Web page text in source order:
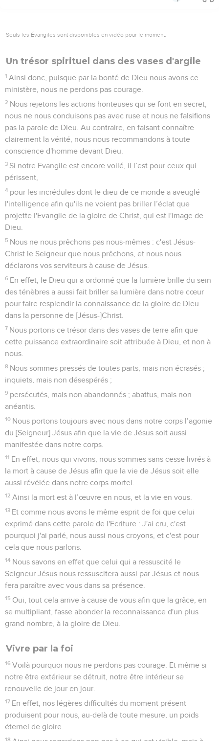
Seuls les Évangiles sont disponibles en vidéo pour le moment.
Un trésor spirituel dans des vases d'argile
1 Ainsi donc, puisque par la bonté de Dieu nous avons ce
ministère, nous ne perdons pas courage.
2 Nous rejetons les actions honteuses qui se font en secret,
nous ne nous conduisons pas avec ruse et nous ne falsifions
pas la parole de Dieu. Au contraire, en faisant connaître
clairement la vérité, nous nous recommandons à toute
conscience d'homme devant Dieu.
3 Si notre Evangile est encore voilé, il l’est pour ceux qui
périssent,
4 pour les incrédules dont le dieu de ce monde a aveuglé
l'intelligence afin qu'ils ne voient pas briller l’éclat que
projette l'Evangile de la gloire de Christ, qui est l'image de
Dieu.
5 Nous ne nous prêchons pas nous-mêmes : c'est Jésus-
Christ le Seigneur que nous prêchons, et nous nous
déclarons vos serviteurs à cause de Jésus.
6 En effet, le Dieu qui a ordonné que la lumière brille du sein
des ténèbres a aussi fait briller sa lumière dans notre cœur
pour faire resplendir la connaissance de la gloire de Dieu
dans la personne de [Jésus-]Christ.
7 Nous portons ce trésor dans des vases de terre afin que
cette puissance extraordinaire soit attribuée à Dieu, et non à
nous.
8 Nous sommes pressés de toutes parts, mais non écrasés ;
inquiets, mais non désespérés ;
9 persécutés, mais non abandonnés ; abattus, mais non
anéantis.
10 Nous portons toujours avec nous dans notre corps l’agonie
du [Seigneur] Jésus afin que la vie de Jésus soit aussi
manifestée dans notre corps.
11 En effet, nous qui vivons, nous sommes sans cesse livrés à
la mort à cause de Jésus afin que la vie de Jésus soit elle
aussi révélée dans notre corps mortel.
12 Ainsi la mort est à l’œuvre en nous, et la vie en vous.
13 Et comme nous avons le même esprit de foi que celui
exprimé dans cette parole de l'Ecriture : J'ai cru, c'est
pourquoi j'ai parlé, nous aussi nous croyons, et c'est pour
cela que nous parlons.
14 Nous savons en effet que celui qui a ressuscité le
Seigneur Jésus nous ressuscitera aussi par Jésus et nous
fera paraître avec vous dans sa présence.
15 Oui, tout cela arrive à cause de vous afin que la grâce, en
se multipliant, fasse abonder la reconnaissance d'un plus
grand nombre, à la gloire de Dieu.
Vivre par la foi
16 Voilà pourquoi nous ne perdons pas courage. Et même si
notre être extérieur se détruit, notre être intérieur se
renouvelle de jour en jour.
17 En effet, nos légères difficultés du moment présent
produisent pour nous, au-delà de toute mesure, un poids
éternel de gloire.
18